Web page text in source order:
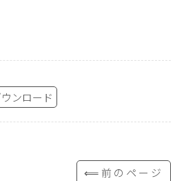
ンロード
⟸前のページ